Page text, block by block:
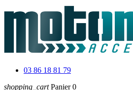
03 86 18 81 79
shopping_cart Panier 0